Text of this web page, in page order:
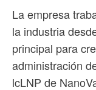
La empresa
la industria
principal para
administración
lcLNP de